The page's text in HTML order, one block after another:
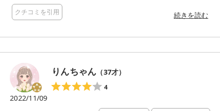
いう間にできて、摩擦レスで包み込むように洗顔できます。 さ
っぱり感がありつつ潤いもある洗い心地がとっても気持ちい
クチコミを引用 続きを読む
りんちゃん （37才）
4
2022/11/09